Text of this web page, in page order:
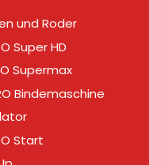
und Roder
Super HD
Supermax
Bindemaschine
Start